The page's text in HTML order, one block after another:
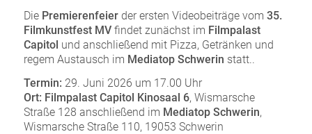
Die Premierenfeierder ersten Videobeiträge vom 35.
Filmkunstfest MVfindet zunächst im Filmpalast
Capitol und anschließend mit Pizza, Getränken und
regem Austausch im Mediatop Schwerin statt..
Termin: 29. Juni 2026 um 17.00 Uhr
Ort: Filmpalast Capitol Kinosaal 6, Wismarsche
Straße 128 anschließend im Mediatop Schwerin,
Wismarsche Straße 110, 19053 Schwerin